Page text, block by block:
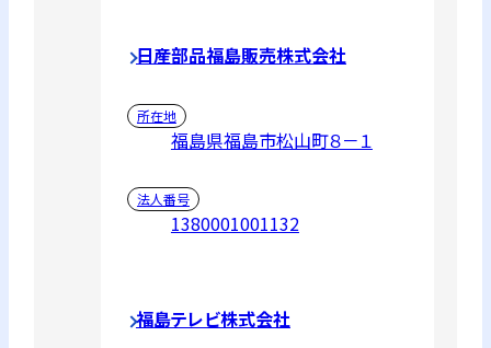
日産部品福島販売株式会社
所在地
福島県福島市松山町８－１
法人番号
1380001001132
福島テレビ株式会社